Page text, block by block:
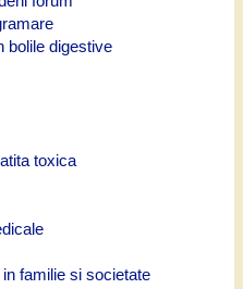
bolile digestive
toxica
familie si societate